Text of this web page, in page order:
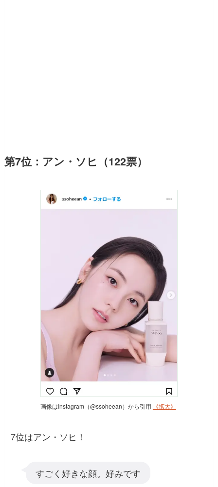
第7位：アン・ソヒ（122票）
画像はInstagram（@ssoheean）から引用 《拡大》
7位はアン・ソヒ！
すごく好きな顔。好みです